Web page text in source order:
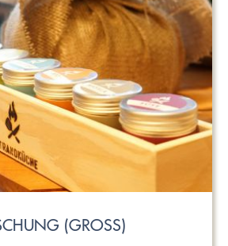
(GROSS)